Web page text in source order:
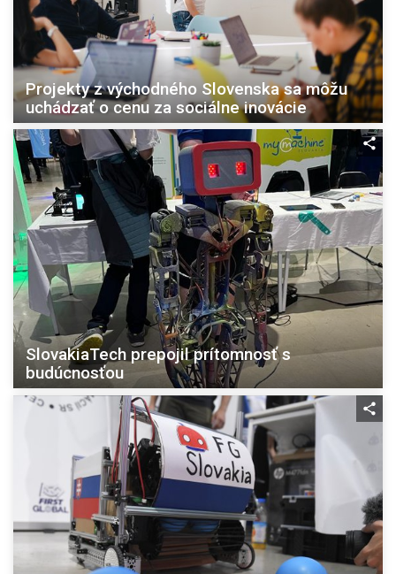
Projekty z východného Slovenska sa môžu
uchádzať o cenu za sociálne inovácie
SlovakiaTech prepojil prítomnosť s
budúcnosťou